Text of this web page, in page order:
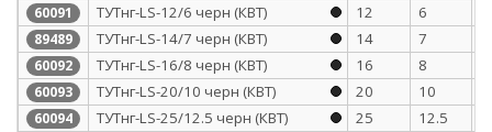
60091 ТУТнг-LS-12/6 черн (КВТ) 12 6
89489 ТУТнг-LS-14/7 черн (КВТ) 14 7
60092 ТУТнг-LS-16/8 черн (КВТ) 16 8
60093 ТУТнг-LS-20/10 черн (КВТ) 20 10
60094 ТУТнг-LS-25/12.5 черн (КВТ) 25 12.5